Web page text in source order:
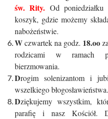
św. Rity. Od
koszyk, gdzie możemy
nabożeństwie.
Wczwartek na godz. 18.oo
rodzicami w ramach
bierzmowania.
Drogim solenizantom i
wszelkiego błogosławieństwa.
Dziękujemy wszystkim,
parafię i nasz Kościół.